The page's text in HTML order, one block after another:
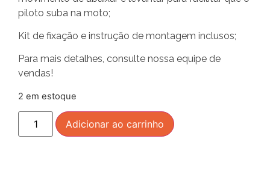
piloto suba na moto;
Kit de fixação e instrução de montagem inclusos;
Para mais detalhes, consulte nossa equipe de
vendas!
2 em estoque
Adicionar ao carrinho